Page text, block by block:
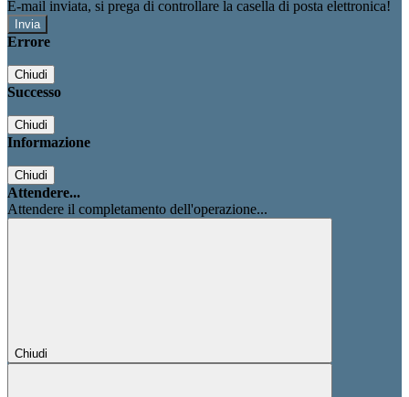
E-mail inviata, si prega di controllare la casella di posta elettronica!
Errore
Chiudi
Successo
Chiudi
Informazione
Chiudi
Attendere...
Attendere il completamento dell'operazione...
Chiudi